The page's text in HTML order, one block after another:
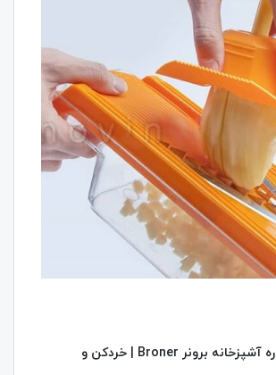
رنده دستی ۱۰ کاره آشپزخانه برونر Broner | خردکن و